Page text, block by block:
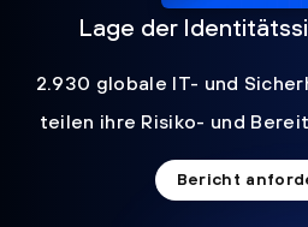
Lage der
2.930 globale IT- und
teilen ihre Risiko- und
Bericht